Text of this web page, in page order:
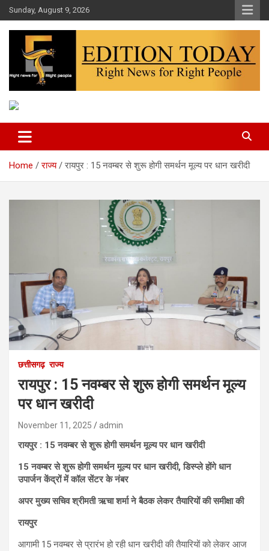
Skip
to
content
Sunday, August 9, 2026
Edition Today
Home राज्य रायपुर : 15 नवम्बर से शुरू होगी समर्थन मूल्य पर धान खरीदी
छत्तीसगढ़ राज्य
रायपुर : 15 नवम्बर से शुरू होगी समर्थन मूल्य
पर धान खरीदी
November 11, 2025 admin
रायपुर : 15 नवम्बर से शुरू होगी समर्थन मूल्य पर धान खरीदी
15 नवम्बर से शुरू होगी समर्थन मूल्य पर धान खरीदी, डिस्प्ले होंगे धान
उपार्जन केंद्रों में कॉल सेंटर के नंबर
अपर मुख्य सचिव श्रीमती ऋचा शर्मा ने बैठक लेकर तैयारियों की समीक्षा की
रायपुर
आगामी 15 नवम्बर से प्रारंभ हो रही धान खरीदी की तैयारियों को लेकर आज